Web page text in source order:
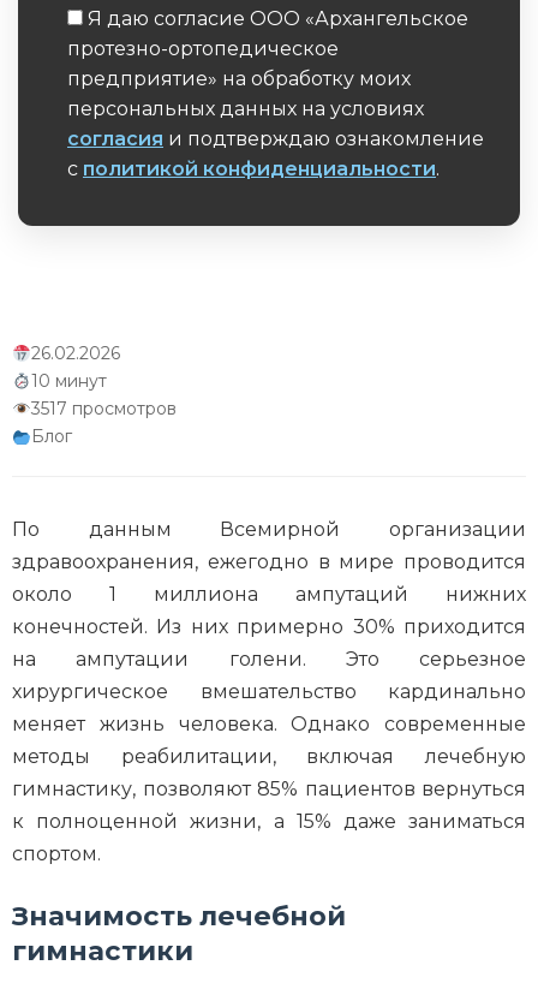
Инновационные методики реабилитации
Специальные упражнения для улучшения
контроля над протезом
Психологические аспекты реабилитации
Я даю согласие ООО «Архангельское
протезно-ортопедическое
предприятие» на обработку моих
персональных данных на условиях
согласия и подтверждаю ознакомление
с политикой конфиденциальности.
26.02.2026
10 минут
3517 просмотров
Блог
По данным Всемирной организации
здравоохранения, ежегодно в мире проводится
около 1 миллиона ампутаций нижних
конечностей. Из них примерно 30% приходится
на ампутации голени. Это серьезное
хирургическое вмешательство кардинально
меняет жизнь человека. Однако современные
методы реабилитации, включая лечебную
гимнастику, позволяют 85% пациентов вернуться
к полноценной жизни, а 15% даже заниматься
спортом.
Значимость лечебной
гимнастики